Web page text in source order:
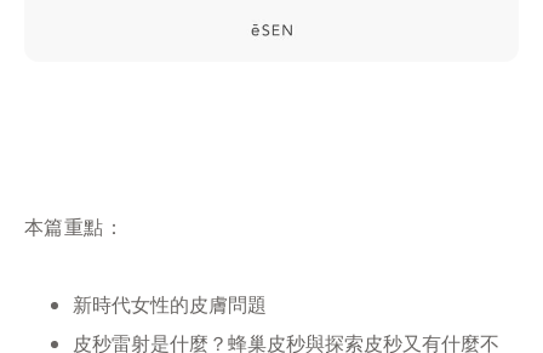
本篇重點：
新時代女性的皮膚問題
皮秒雷射是什麼？蜂巢皮秒與探索皮秒又有什麼不